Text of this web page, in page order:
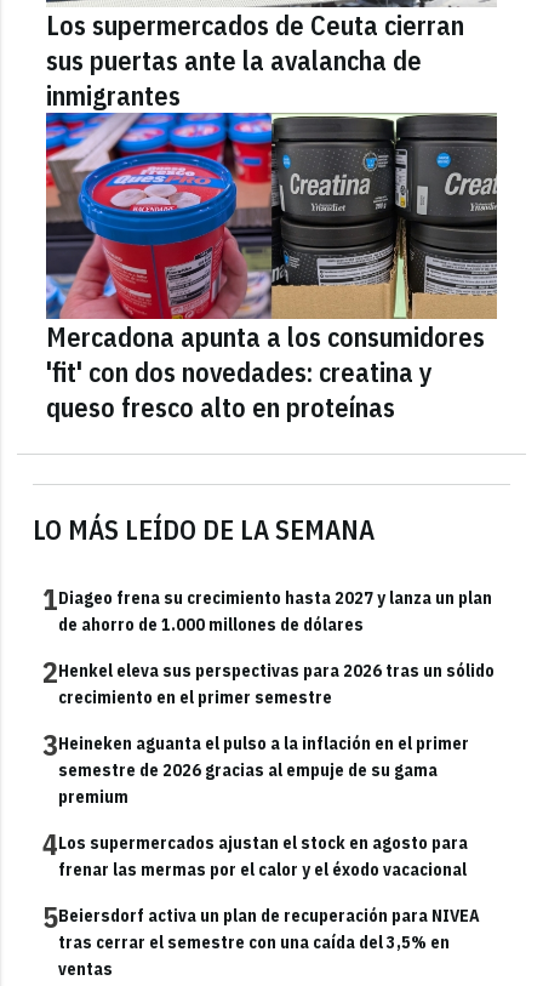
LO MÁS LEÍDO DE LA SEMANA
1Diageo frena su crecimiento hasta 2027 y lanza un plan
de ahorro de 1.000 millones de dólares
2Henkel eleva sus perspectivas para 2026 tras un sólido
crecimiento en el primer semestre
3Heineken aguanta el pulso a la inflación en el primer
semestre de 2026 gracias al empuje de su gama
premium
4Los supermercados ajustan el stock en agosto para
frenar las mermas por el calor y el éxodo vacacional
5Beiersdorf activa un plan de recuperación para NIVEA
tras cerrar el semestre con una caída del 3,5% en
ventas
Los supermercados de Ceuta cierran
sus puertas ante la avalancha de
inmigrantes
Mercadona apunta a los consumidores
'fit' con dos novedades: creatina y
queso fresco alto en proteínas